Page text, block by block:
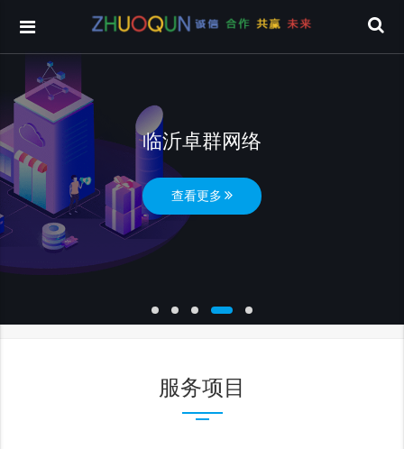
临沂卓群网络
查看更多
服务项目